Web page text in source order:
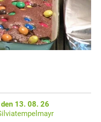
13. 08. 26